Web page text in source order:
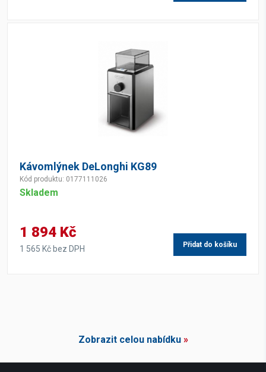
Kávomlýnek DeLonghi KG89
Kód produktu: 0177111026
Skladem
1 894 Kč
1 565 Kč bez DPH Přidat do košíku
Zobrazit celou nabídku»